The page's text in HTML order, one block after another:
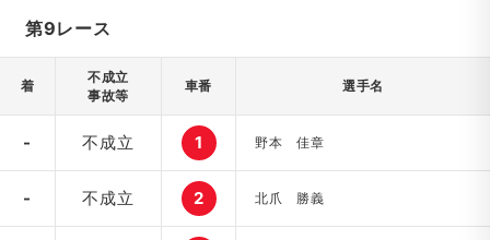
第9レース
着
不成立
事故等
車番 選手名
- 不成立 1 野本 佳章
- 不成立 2 北爪 勝義